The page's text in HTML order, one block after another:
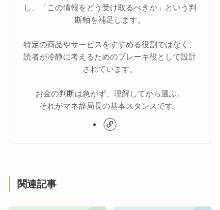
し、「この情報をどう受け取るべきか」という判
断軸を補足します。
特定の商品やサービスをすすめる役割ではなく、
読者が冷静に考えるためのブレーキ役として設計
されています。
お金の判断は急がず、理解してから選ぶ。
それがマネ辞局長の基本スタンスです。
関連記事